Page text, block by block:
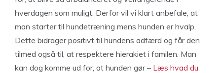
hverdagen som muligt. Derfor vil vi klart anbefale, at
man starter til hundetræning mens hunden er hvalp.
Dette bidrager positivt til hundens adfærd og får den
tilmed også til, at respektere hierakiet i familen. Man
kan dog komme ud for, at hunden gør – Læs hvad du